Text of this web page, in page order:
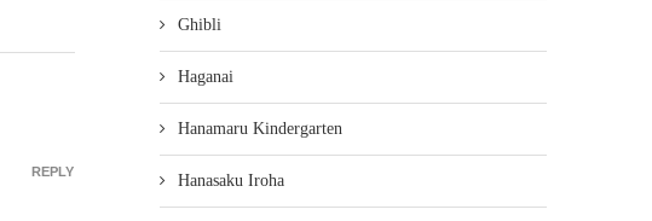
REPLY
Ghibli
Haganai
Hanamaru Kindergarten
Hanasaku Iroha